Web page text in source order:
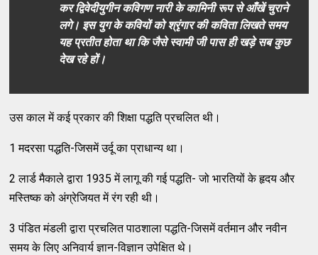
कर द्विवेदीयुगीन कविगण नारी के कामिनी रूप से आँखें चुराने
लगे। इस युग के कवियों को श्रृंगार की कविता लिखते समय
यह प्रतीत होता था कि जैसे स्‍वामी जी पास ही खड़े सब कुछ
देख रहे हों।
उस काल में कई प्रकार की शिक्षा पद्धति प्रचलित थी।
1 मदरसा पद्धति-जिसमें उर्दू का प्राधान्‍य था।
2 लार्ड मैकाले द्वारा 1935 में लागू की गई पद्धति- जो भारतियों के हृदय और
मस्‍तिष्‍क को अंग्रेजियत में रंग रही थी।
3 पंडित मंडली द्वारा प्रचलित पाठशाला पद्धति-जिसमें वर्तमान और नवीन
समय के लिए अनिवार्य ज्ञान-विज्ञान उपेक्षित थे।